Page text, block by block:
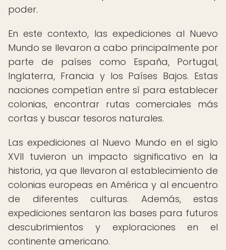
poder.
En este contexto, las expediciones al Nuevo
Mundo se llevaron a cabo principalmente por
parte de países como España, Portugal,
Inglaterra, Francia y los Países Bajos. Estas
naciones competían entre sí para establecer
colonias, encontrar rutas comerciales más
cortas y buscar tesoros naturales.
Las expediciones al Nuevo Mundo en el siglo
XVII tuvieron un impacto significativo en la
historia, ya que llevaron al establecimiento de
colonias europeas en América y al encuentro
de diferentes culturas. Además, estas
expediciones sentaron las bases para futuros
descubrimientos y exploraciones en el
continente americano.